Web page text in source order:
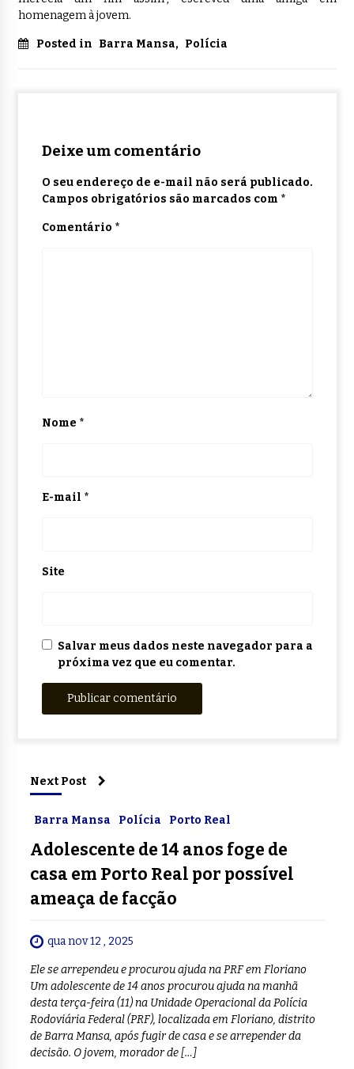
homenagem à jovem.
Posted in Barra Mansa, Polícia
Deixe um comentário
O seu endereço de e-mail não será publicado.
Campos obrigatórios são marcados com *
Comentário *
Nome *
E-mail *
Site
Salvar meus dados neste navegador para a
próxima vez que eu comentar.
Next Post
Barra Mansa Polícia Porto Real
Adolescente de 14 anos foge de
casa em Porto Real por possível
ameaça de facção
qua nov 12 , 2025
Ele se arrependeu e procurou ajuda na PRF em Floriano
Um adolescente de 14 anos procurou ajuda na manhã
desta terça-feira (11) na Unidade Operacional da Polícia
Rodoviária Federal (PRF), localizada em Floriano, distrito
de Barra Mansa, após fugir de casa e se arrepender da
decisão. O jovem, morador de […]